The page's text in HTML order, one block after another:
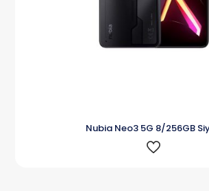
Nubia Neo3 5G 8/256GB